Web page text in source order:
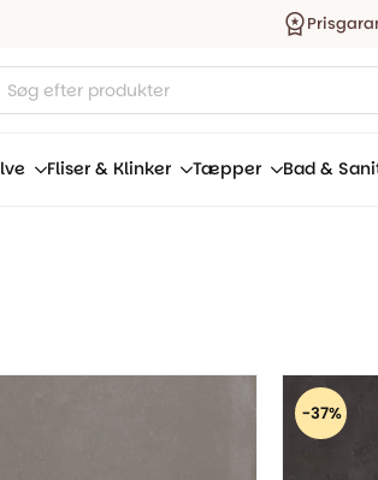
Fliser & Klinker Tæpper Bad &
-37%